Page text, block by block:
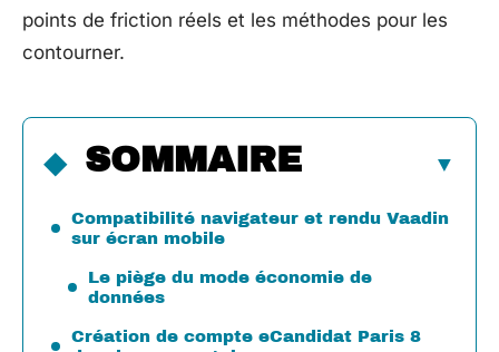
points de friction réels et les méthodes pour les
contourner.
SOMMAIRE
Compatibilité navigateur et rendu Vaadin
sur écran mobile
Le piège du mode économie de
données
Création de compte eCandidat Paris 8